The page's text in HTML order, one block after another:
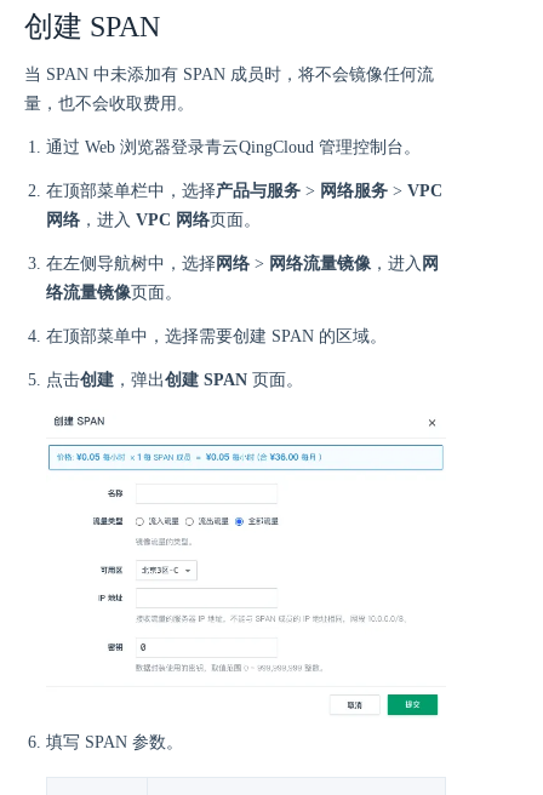
创建 SPAN
当 SPAN 中未添加有 SPAN 成员时，将不会镜像任何流
量，也不会收取费用。
通过 Web 浏览器登录青云QingCloud 管理控制台。
在顶部菜单栏中，选择产品与服务 > 网络服务 > VPC
网络 ，进入 VPC 网络页面。
在左侧导航树中，选择网络 > 网络流量镜像 ，进入 网
络流量镜像页面。
在顶部菜单中，选择需要创建 SPAN 的区域。
点击创建 ，弹出创建 SPAN 页面。
填写 SPAN 参数。